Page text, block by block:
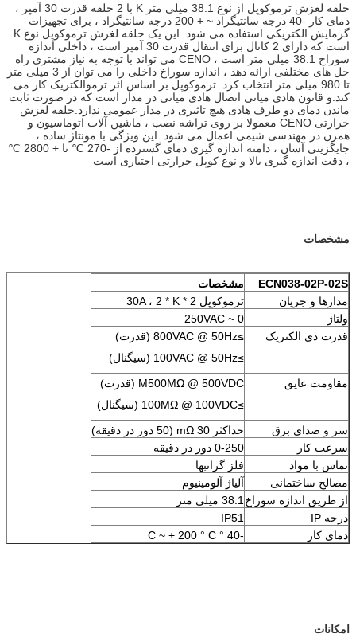
حلقه لغزش ترموکوپل از نوع 38.1 میلی متر K با 2 حلقه قدرت 30 آمپر ،
دمای کار -40 درجه سانتیگراد ~ + 200 درجه سانتیگراد ، برای تجهیزات
گرمایش الکتریکی استفاده می شود. این یک حلقه لغزش ترموکوپل نوع K
است که دارای 2 کانال برای انتقال قدرت 30 آمپر است ، داخلی اندازه
سوراخ 38.1 میلی متر است ، CENO می تواند با توجه به نیاز مشتری راه
حل های مختلفی ارائه دهد ، اندازه سوراخ داخلی را می توان از 3 میلی متر
تا 980 میلی متر انتخاب کرد. ترموکوپل بر اساس اثر ترموالکتریک کار می
کند.و قانون هادی میانی اتصال هادی میانی در مدار است که در صورت ثابت
ماندن دمای دو طرف هادی هیچ تاثیری در مدار عمومی ندارد.حلقه لغزش
حرارتی CENO معمولا بر روی تراشه نصب ، ماشین آلات اتوماسیون و
همزن در مهندسی شیمی اعمال می شود. این ویژگی با مونتاژ ساده ،
جایگزینی آسان ، دامنه اندازه گیری دمای گسترده از -270 ℃ تا + 2800 ℃
، دقت اندازه گیری بالا و نوع کوپل حرارتی اختیاری است
مشخصات
ECN038-02P-02S
مشخصات
مدارها و جریان
ترموکوپل 2 * 30A ، 2 * K
ولتاژ
0 ~ 250VAC
قدرت دی الکتریک
≥800VAC @ 50Hz (قدرت)
≥100VAC @ 50Hz (سیگنال)
مقاومت عایق
M500MΩ @ 500VDC (قدرت)
≥100MΩ @ 100VDC (سیگنال)
سر و صدای برق
حداکثر 30 mΩ (50 دور در دقیقه)
سرعت کار
0-250 دور در دقیقه
تماس با مواد
فلز گرانبها
مصالح ساختمانی
آلیاژ آلومینیوم
از طریق اندازه سوراخ 38.1 میلی متر
درجه IP
IP51
دمای کار
-40 ° C ~ + 200 ° C
امکانات